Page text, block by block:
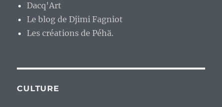
Dacq'Art
Le blog de Djimi Fagniot
Les créations de Péhä.
CULTURE